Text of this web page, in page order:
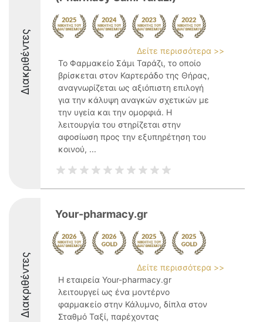
Διακριθέντες
Δείτε περισσότερα >>
Το Φαρμακείο Σάμι Ταράζι, το οποίο
βρίσκεται στον Καρτεράδο της Θήρας,
αναγνωρίζεται ως αξιόπιστη επιλογή
για την κάλυψη αναγκών σχετικών με
την υγεία και την ομορφιά. Η
λειτουργία του στηρίζεται στην
αφοσίωση προς την εξυπηρέτηση του
κοινού, ...
Διακριθέντες
Your-pharmacy.gr
Δείτε περισσότερα >>
Η εταιρεία Your-pharmacy.gr
λειτουργεί ως ένα μοντέρνο
φαρμακείο στην Κάλυμνο, δίπλα στον
Σταθμό Ταξί, παρέχοντας